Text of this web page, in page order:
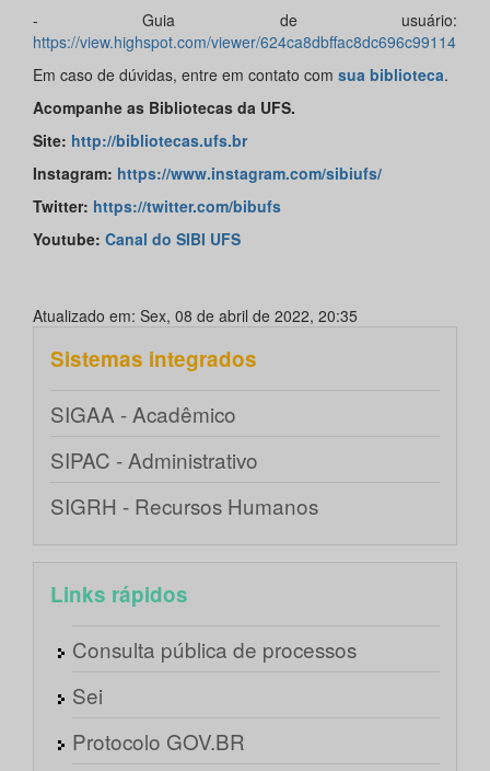
- Guia de usuário:
https://view.highspot.com/viewer/624ca8dbffac8dc696c99114
Em caso de dúvidas, entre em contato com sua biblioteca.
Acompanhe as Bibliotecas da UFS.
Site: http://bibliotecas.ufs.br
Instagram: https://www.instagram.com/sibiufs/
Twitter: https://twitter.com/bibufs
Youtube: Canal do SIBI UFS
Atualizado em: Sex, 08 de abril de 2022, 20:35
Sistemas integrados
SIGAA - Acadêmico
SIPAC - Administrativo
SIGRH - Recursos Humanos
Links rápidos
Consulta pública de processos
Sei
Protocolo GOV.BR